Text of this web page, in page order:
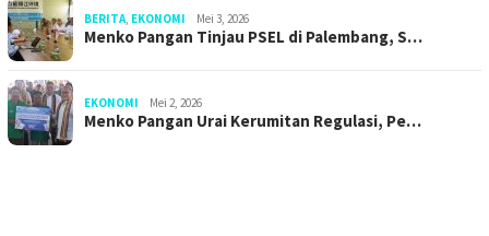
BERITA, EKONOMI Mei 3, 2026
Menko Pangan Tinjau PSEL di Palembang, S…
EKONOMI Mei 2, 2026
Menko Pangan Urai Kerumitan Regulasi, Pe…